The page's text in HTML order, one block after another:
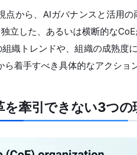
から、AIガバナンスと活用の
立した、あるいは横断的な
織トレンドや、組織の成熟度
着手すべき具体的なアクショ
牽引できない3つの